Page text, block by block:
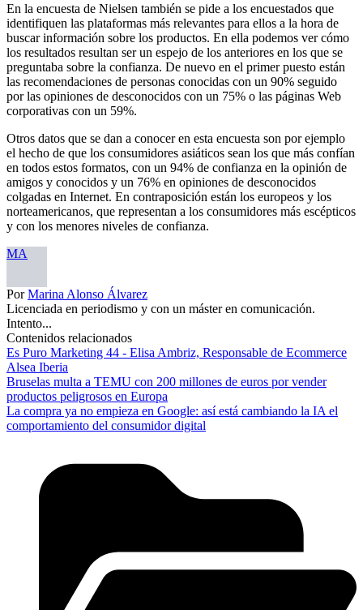
En la encuesta de Nielsen también se pide a los encuestados que
identifiquen las plataformas más relevantes para ellos a la hora de
buscar información sobre los productos. En ella podemos ver cómo
los resultados resultan ser un espejo de los anteriores en los que se
preguntaba sobre la confianza. De nuevo en el primer puesto están
las recomendaciones de personas conocidas con un 90% seguido
por las opiniones de desconocidos con un 75% o las páginas Web
corporativas con un 59%.
Otros datos que se dan a conocer en esta encuesta son por ejemplo
el hecho de que los consumidores asiáticos sean los que más confían
en todos estos formatos, con un 94% de confianza en la opinión de
amigos y conocidos y un 76% en opiniones de desconocidos
colgadas en Internet. En contraposición están los europeos y los
norteamericanos, que representan a los consumidores más escépticos
y con los menores niveles de confianza.
MA
PorMarina Alonso Álvarez
Licenciada en periodismo y con un máster en comunicación.
Intento...
Contenidos relacionados
Es Puro Marketing 44 - Elisa Ambriz, Responsable de Ecommerce
Alsea Iberia
Bruselas multa a TEMU con 200 millones de euros por vender
productos peligrosos en Europa
La compra ya no empieza en Google: así está cambiando la IA el
comportamiento del consumidor digital